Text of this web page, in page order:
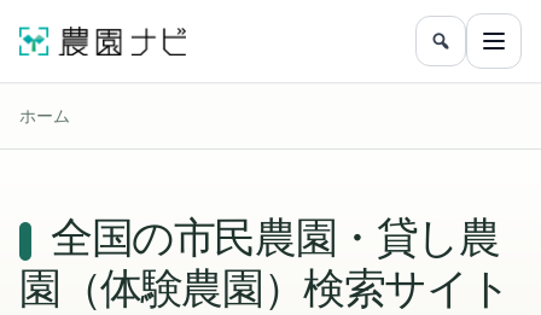
農園をフ
メニ
ホーム
全国の市民農園・貸し農
園（体験農園）検索サイト